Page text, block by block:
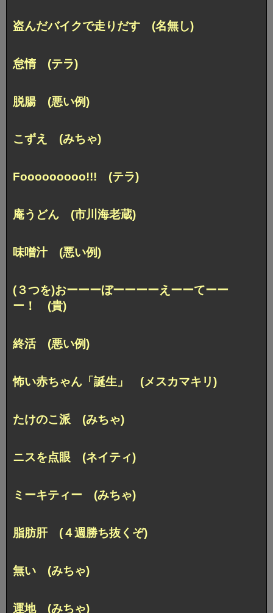
盗んだバイクで走りだす (名無し)
怠惰 (テラ)
脱腸 (悪い例)
こずえ (みちゃ)
Fooooooooo!!! (テラ)
庵うどん (市川海老蔵)
味噌汁 (悪い例)
(３つを)おーーーぼーーーーえーーてーー
ー！ (貴)
終活 (悪い例)
怖い赤ちゃん「誕生」 (メスカマキリ)
たけのこ派 (みちゃ)
ニスを点眼 (ネイティ)
ミーキティー (みちゃ)
脂肪肝 (４週勝ち抜くぞ)
無い (みちゃ)
運地 (みちゃ)